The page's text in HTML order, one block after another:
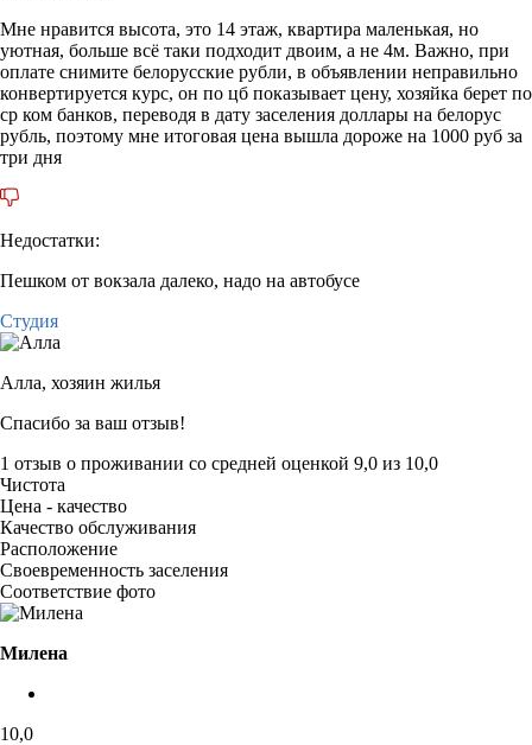
Мне нравится высота, это 14 этаж, квартира маленькая, но
уютная, больше всё таки подходит двоим, а не 4м. Важно, при
оплате снимите белорусские рубли, в объявлении неправильно
конвертируется курс, он по цб показывает цену, хозяйка берет по
ср ком банков, переводя в дату заселения доллары на белорус
рубль, поэтому мне итоговая цена вышла дороже на 1000 руб за
три дня
Недостатки:
Пешком от вокзала далеко, надо на автобусе
Студия
Алла, хозяин жилья
Спасибо за ваш отзыв!
1 отзыв о проживании со средней оценкой 9,0 из 10,0
Чистота
Цена - качество
Качество обслуживания
Расположение
Своевременность заселения
Соответствие фото
Милена
10,0